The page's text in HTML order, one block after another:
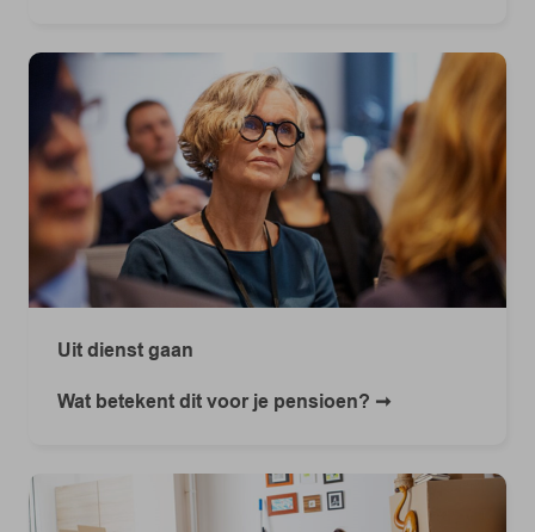
Uit dienst gaan
Wat betekent dit voor je pensioen?